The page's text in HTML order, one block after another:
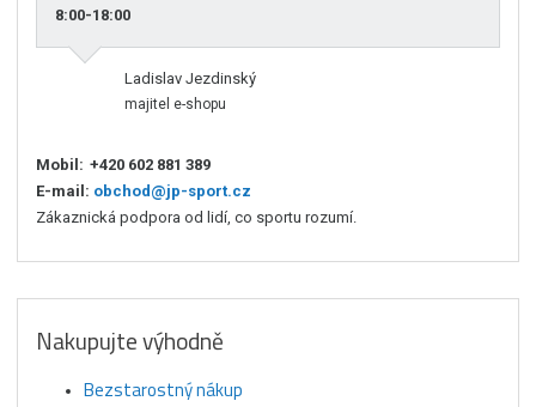
8:00-18:00
Ladislav Jezdinský
majitel e-shopu
Mobil: +420 602 881 389
E-mail: obchod@jp-sport.cz
Zákaznická podpora od lidí, co sportu rozumí.
Nakupujte výhodně
Bezstarostný nákup